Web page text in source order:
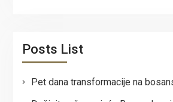
Posts List
Pet dana transformacije na